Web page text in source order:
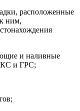
расположенные
ним,
и наливные
КС и ГРС;